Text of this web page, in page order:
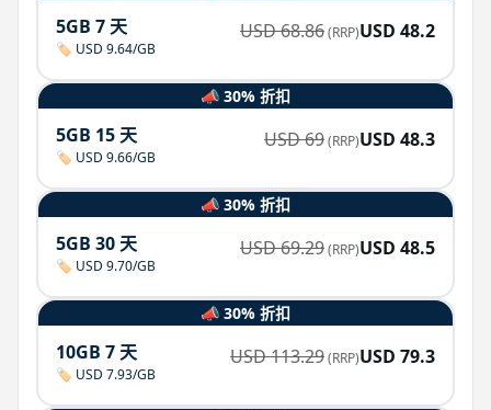
5GB 7 天
🏷️ USD 9.64/GB
USD68.86(RRP)USD 48.2
📣 30% 折扣
5GB 15 天
🏷️ USD 9.66/GB
USD69(RRP)USD 48.3
📣 30% 折扣
5GB 30 天
🏷️ USD 9.70/GB
USD69.29(RRP)USD 48.5
📣 30% 折扣
10GB 7 天
🏷️ USD 7.93/GB
USD113.29(RRP)USD 79.3